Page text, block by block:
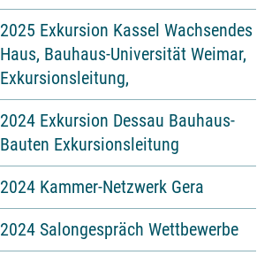
2025 Exkursion Kassel Wachsendes
Haus, Bauhaus-Universität Weimar,
Exkursionsleitung,
2024 Exkursion Dessau Bauhaus-
Bauten Exkursionsleitung
2024 Kammer-Netzwerk Gera
2024 Salongespräch Wettbewerbe